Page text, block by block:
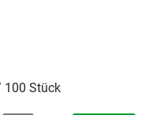
100 Stück